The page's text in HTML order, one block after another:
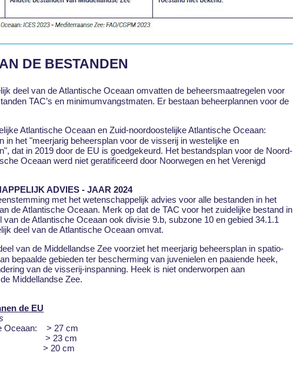
DE BESTANDEN
deel van de Atlantische Oceaan omvatten de beheersmaatregelen voor
TAC’s en minimumvangstmaten. Er bestaan beheerplannen voor de
Atlantische Oceaan en Zuid-noordoostelijke Atlantische Oceaan:
in het "meerjarig beheersplan voor de visserij in westelijke en
dat in 2019 door de EU is goedgekeurd. Het bestandsplan voor de Noord-
Oceaan werd niet geratificeerd door Noorwegen en het Verenigd
ADVIES - JAAR 2024
met het wetenschappelijk advies voor alle bestanden in het
de Atlantische Oceaan. Merk op dat de TAC voor het zuidelijke bestand in
van de Atlantische Oceaan ook divisie 9.b, subzone 10 en gebied 34.1.1
deel van de Atlantische Oceaan omvat.
van de Middellandse Zee voorziet het meerjarig beheersplan in spatio-
bepaalde gebieden ter bescherming van juvenielen en paaiende heek,
van de visserij-inspanning. Heek is niet onderworpen aan
Middellandse Zee.
de EU
Oceaan: > 27 cm
> 23 cm
> 20 cm